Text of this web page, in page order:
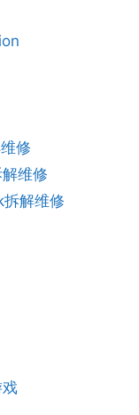
修
维修
解维修